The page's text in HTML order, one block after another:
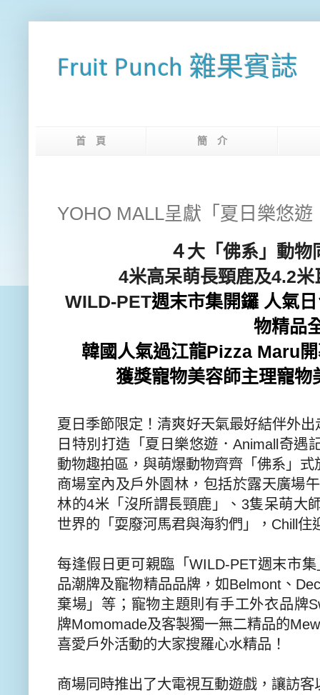
Fruit Punch 雜果賓誌
首 頁 簡 介
YOHO MALL呈獻「夏日樂悠
４大「佛系」動物
4米高呆萌長頸鹿及4.2米
WILD-PET週末市集開鑼 人氣
物精品
韓國人氣過江龍Pizza Maru
獲獎寵物美容師主理寵物
夏日季節限定！清爽好天氣最好結伴外
日特別打造「夏日樂悠遊．Animall 奇遇
動物趣拍區， 與萌爆動物齊齊「佛系」式
商場室內及戶外園林，包括於露天廣場
林的4米「沒所謂長頸鹿」 、 3隻呆萌大
世界的「 耍廢河馬君與海豹們」， Chill 住
每逢假日更可親臨「WILD-PET週末市
品潮牌及寵物精品品牌，如Belmont 、 D
棄場」等；寵物主題則有手工外衣品牌
牌Momomade及客製獨一無二精品的
喜愛戶外活動的大家搜羅心水精品！
商場同時推出了大電視互動遊戲， 讓訪客